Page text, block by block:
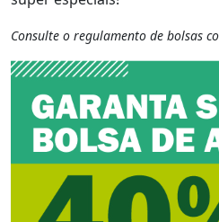
Consulte o regulamento de bolsas